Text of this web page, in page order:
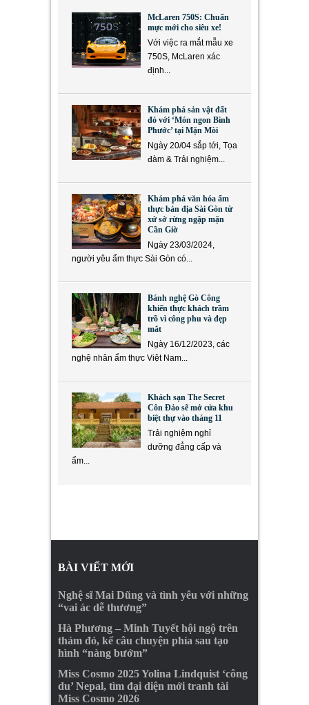
McLaren 750S: Chuẩn
mực mới cho siêu xe!
Với việc ra mắt mẫu xe
750S, McLaren xác
định...
Khám phá sản vật đất
đỏ với ‘Món ngon Bình
Phước’ tại Mặn Mòi
Ngày 20/04 sắp tới, Tọa
đàm & Trải nghiệm...
Khám phá văn hóa ẩm
thực bản địa Sài Gòn từ
xứ sở rừng ngập mặn
Cần Giờ
Ngày 23/03/2024,
người yêu ẩm thực Sài Gòn có...
Bánh nghệ Gò Công
khiến thực khách trầm
trồ vì công phu và đẹp
mắt
Ngày 16/12/2023, các
nghệ nhân ẩm thực Việt Nam...
Khách sạn The Secret
Côn Đảo sẽ mở cửa khu
biệt thự vào tháng 11
Trải nghiệm nghỉ
dưỡng đẳng cấp và
ẩm...
BÀI VIẾT MỚI
Nghệ sĩ Mai Dũng và tình yêu với những
“vai ác dễ thương”
Hà Phương – Minh Tuyết hội ngộ trên
thảm đỏ, kể câu chuyện phía sau tạo
hình “nàng bướm”
Miss Cosmo 2025 Yolina Lindquist ‘công
du’ Nepal, tìm đại diện mới tranh tài
Miss Cosmo 2026